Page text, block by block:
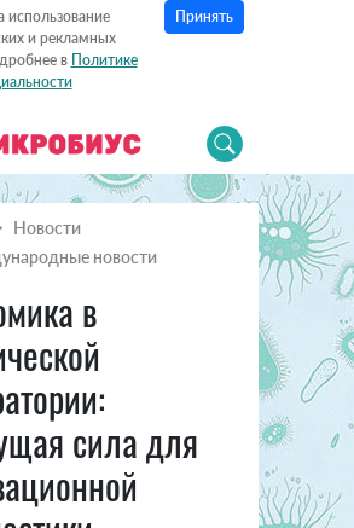
использование
и рекламных
в Политике
Принять
Новости
новости
в
сила для